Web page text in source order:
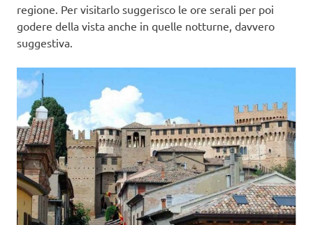
regione. Per visitarlo suggerisco le ore serali per poi
godere della vista anche in quelle notturne, davvero
suggestiva.